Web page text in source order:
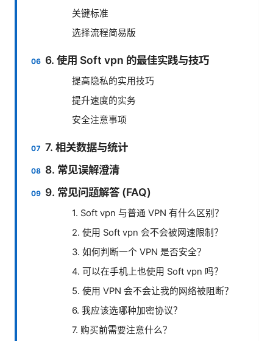
关键标准
选择流程简易版
6. 使用 Soft vpn 的最佳实践与技巧
提高隐私的实用技巧
提升速度的实务
安全注意事项
7. 相关数据与统计
8. 常见误解澄清
9. 常见问题解答 (FAQ)
1. Soft vpn 与普通 VPN 有什么区别？
2. 使用 Soft vpn 会不会被网速限制？
3. 如何判断一个 VPN 是否安全？
4. 可以在手机上也使用 Soft vpn 吗？
5. 使用 VPN 会不会让我的网络被阻断？
6. 我应该选哪种加密协议？
7. 购买前需要注意什么？